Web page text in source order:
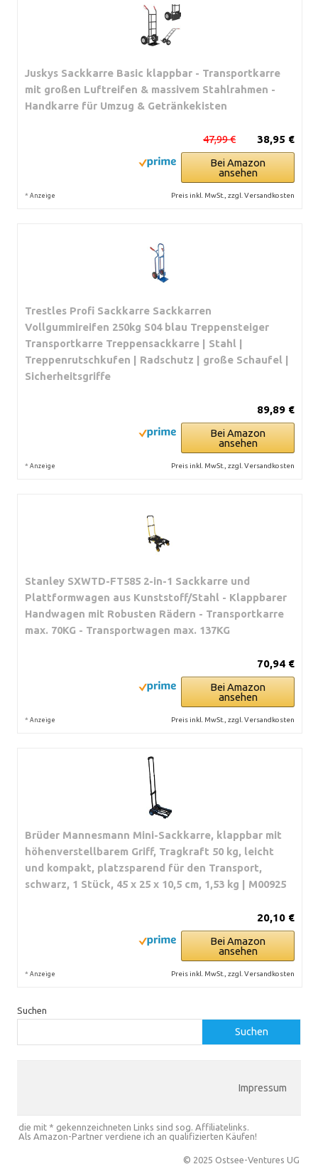
Juskys Sackkarre Basic klappbar - Transportkarre
mit großen Luftreifen & massivem Stahlrahmen -
Handkarre für Umzug & Getränkekisten
38,95 €
47,99 €
Bei Amazon
ansehen
* Anzeige Preis inkl. MwSt., zzgl. Versandkosten
Trestles Profi Sackkarre Sackkarren
Vollgummireifen 250kg S04 blau Treppensteiger
Transportkarre Treppensackkarre | Stahl |
Treppenrutschkufen | Radschutz | große Schaufel |
Sicherheitsgriffe
89,89 €
Bei Amazon
ansehen
* Anzeige Preis inkl. MwSt., zzgl. Versandkosten
Stanley SXWTD-FT585 2-in-1 Sackkarre und
Plattformwagen aus Kunststoff/Stahl - Klappbarer
Handwagen mit Robusten Rädern - Transportkarre
max. 70KG - Transportwagen max. 137KG
70,94 €
Bei Amazon
ansehen
* Anzeige Preis inkl. MwSt., zzgl. Versandkosten
Brüder Mannesmann Mini-Sackkarre, klappbar mit
höhenverstellbarem Griff, Tragkraft 50 kg, leicht
und kompakt, platzsparend für den Transport,
schwarz, 1 Stück, 45 x 25 x 10,5 cm, 1,53 kg | M00925
20,10 €
Bei Amazon
ansehen
* Anzeige Preis inkl. MwSt., zzgl. Versandkosten
Suchen
Suchen
Impressum
die mit * gekennzeichneten Links sind sog. Affiliatelinks.
Als Amazon-Partner verdiene ich an qualifizierten Käufen!
© 2025 Ostsee-Ventures UG